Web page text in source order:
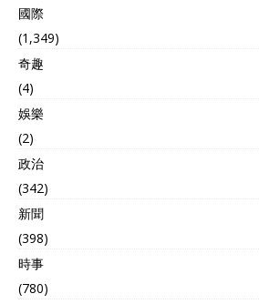
國際
(1,349)
奇趣
(4)
娛樂
(2)
政治
(342)
新聞
(398)
時事
(780)